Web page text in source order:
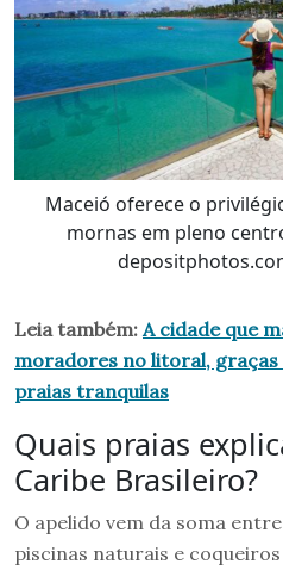
Maceió oferece o
mornas em pleno
Leia também: A cidade que
moradores no litoral, graças
praias tranquilas
Quais praias
Caribe Brasileiro?
O apelido vem da soma
piscinas naturais e